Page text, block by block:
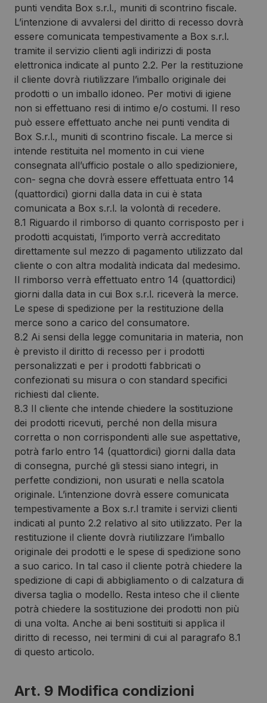
punti vendita Box s.r.l., muniti di scontrino fiscale.
L’intenzione di avvalersi del diritto di recesso dovrà
essere comunicata tempestivamente a Box s.r.l.
tramite il servizio clienti agli indirizzi di posta
elettronica indicate al punto 2.2. Per la restituzione
il cliente dovrà riutilizzare l’imballo originale dei
prodotti o un imballo idoneo. Per motivi di igiene
non si effettuano resi di intimo e/o costumi. Il reso
può essere effettuato anche nei punti vendita di
Box S.r.l., muniti di scontrino fiscale. La merce si
intende restituita nel momento in cui viene
consegnata all’ufficio postale o allo spedizioniere,
con- segna che dovrà essere effettuata entro 14
(quattordici) giorni dalla data in cui è stata
comunicata a Box s.r.l. la volontà di recedere.
8.1 Riguardo il rimborso di quanto corrisposto per i
prodotti acquistati, l’importo verrà accreditato
direttamente sul mezzo di pagamento utilizzato dal
cliente o con altra modalità indicata dal medesimo.
Il rimborso verrà effettuato entro 14 (quattordici)
giorni dalla data in cui Box s.r.l. riceverà la merce.
Le spese di spedizione per la restituzione della
merce sono a carico del consumatore.
8.2 Ai sensi della legge comunitaria in materia, non
è previsto il diritto di recesso per i prodotti
personalizzati e per i prodotti fabbricati o
confezionati su misura o con standard specifici
richiesti dal cliente.
8.3 Il cliente che intende chiedere la sostituzione
dei prodotti ricevuti, perché non della misura
corretta o non corrispondenti alle sue aspettative,
potrà farlo entro 14 (quattordici) giorni dalla data
di consegna, purché gli stessi siano integri, in
perfette condizioni, non usurati e nella scatola
originale. L’intenzione dovrà essere comunicata
tempestivamente a Box s.r.l tramite i servizi clienti
indicati al punto 2.2 relativo al sito utilizzato. Per la
restituzione il cliente dovrà riutilizzare l’imballo
originale dei prodotti e le spese di spedizione sono
a suo carico. In tal caso il cliente potrà chiedere la
spedizione di capi di abbigliamento o di calzatura di
diversa taglia o modello. Resta inteso che il cliente
potrà chiedere la sostituzione dei prodotti non più
di una volta. Anche ai beni sostituiti si applica il
diritto di recesso, nei termini di cui al paragrafo 8.1
di questo articolo.
Art. 9 Modifica condizioni